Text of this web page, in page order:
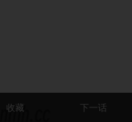
收藏 下一话